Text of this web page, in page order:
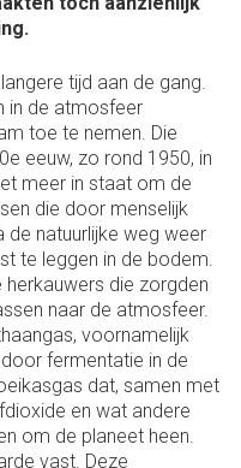
tijd aan de gang.
in de atmosfeer
toe te nemen. Die
eeuw, zo rond 1950, in
meer in staat om de
die door menselijk
de natuurlijke weg weer
te leggen in de bodem.
die zorgden
naar de atmosfeer.
voornamelijk
fermentatie in de
dat, samen met
en wat andere
om de planeet heen.
vast. Deze